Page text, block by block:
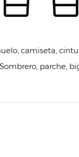
camiseta,
Sombrero, parche,